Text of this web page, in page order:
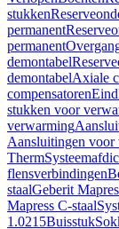
stukken
permanent
permanent
demontabel
demontabelAxiale
compensatoren
stukken voor
verwarming
Aansluitingen voor
Therm
flensverbindingen
staalGeberit
Mapress C-staal
1.0215Buisstuk